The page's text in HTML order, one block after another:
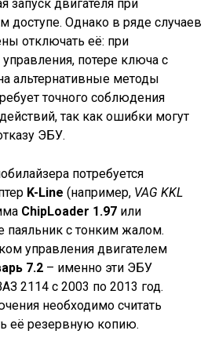
запуск двигателя при
доступе. Однако в ряде случаев
отключать её: при
потере ключа с
альтернативные методы
точного соблюдения
так как ошибки могут
ЭБУ.
потребуется
K-Line (например, VAG KKL
ChipLoader 1.97 или
паяльник с тонким жалом.
управления двигателем
7.2 – именно эти ЭБУ
2114 с 2003 по 2013 год.
необходимо считать
её резервную копию.